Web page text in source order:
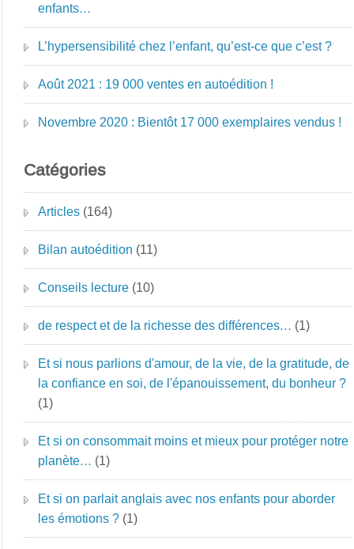
enfants…
L’hypersensibilité chez l’enfant, qu’est-ce que c’est ?
Août 2021 : 19 000 ventes en autoédition !
Novembre 2020 : Bientôt 17 000 exemplaires vendus !
Catégories
Articles (164)
Bilan autoédition (11)
Conseils lecture (10)
de respect et de la richesse des différences… (1)
Et si nous parlions d'amour, de la vie, de la gratitude, de
la confiance en soi, de l'épanouissement, du bonheur ?
(1)
Et si on consommait moins et mieux pour protéger notre
planète… (1)
Et si on parlait anglais avec nos enfants pour aborder
les émotions ? (1)